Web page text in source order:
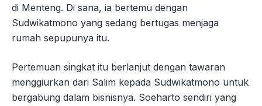
di Menteng. Di sana, ia bertemu dengan
Sudwikatmono yang sedang bertugas menjaga
rumah sepupunya itu.
Pertemuan singkat itu berlanjut dengan tawaran
menggiurkan dari Salim kepada Sudwikatmono untuk
bergabung dalam bisnisnya. Soeharto sendiri yang